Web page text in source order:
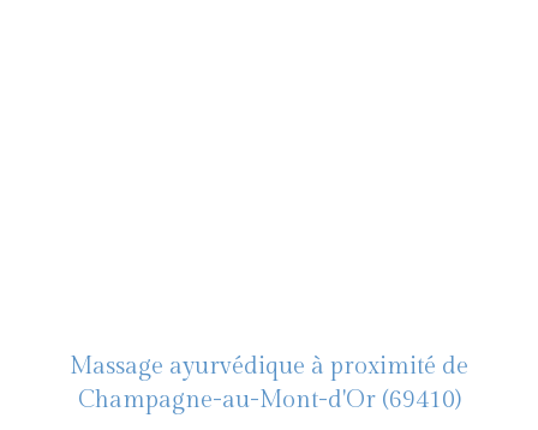
Massage ayurvédique à proximité de
Champagne-au-Mont-d'Or (69410)